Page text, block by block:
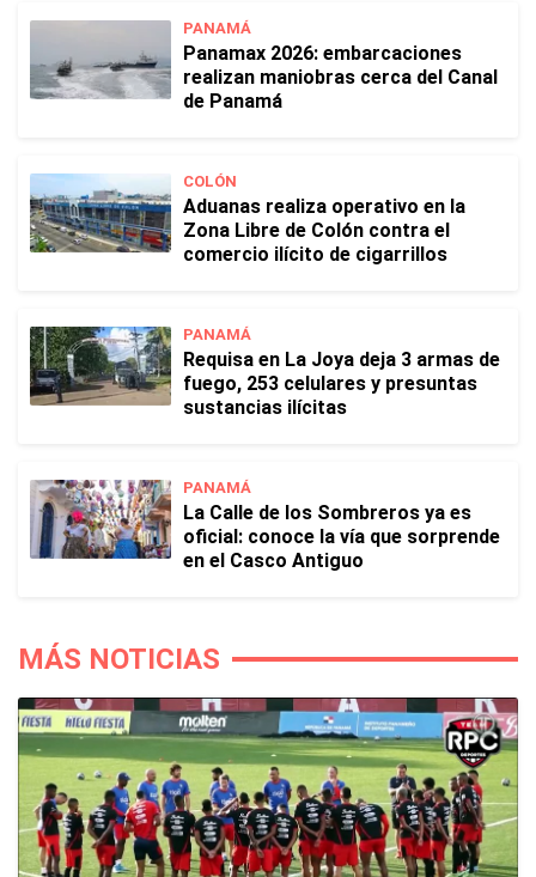
PANAMÁ
Panamax 2026: embarcaciones
realizan maniobras cerca del Canal
de Panamá
COLÓN
Aduanas realiza operativo en la
Zona Libre de Colón contra el
comercio ilícito de cigarrillos
PANAMÁ
Requisa en La Joya deja 3 armas de
fuego, 253 celulares y presuntas
sustancias ilícitas
PANAMÁ
La Calle de los Sombreros ya es
oficial: conoce la vía que sorprende
en el Casco Antiguo
MÁS NOTICIAS